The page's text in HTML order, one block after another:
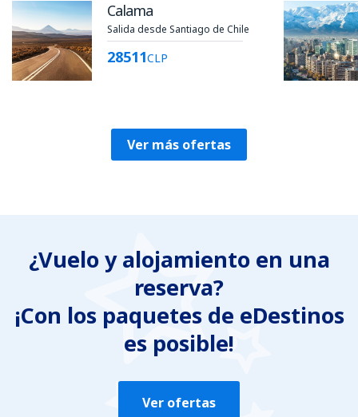
Calama
Salida desde Santiago de Chile
28511CLP
Ver más ofertas
¿Vuelo y alojamiento en una
reserva?
¡Con los paquetes de eDestinos
es posible!
Ver ofertas